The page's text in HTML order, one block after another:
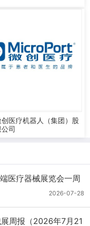
创医疗机器人（集团）股
司
医疗器械展览会一周
2026-07-28
周报（2026年7月21